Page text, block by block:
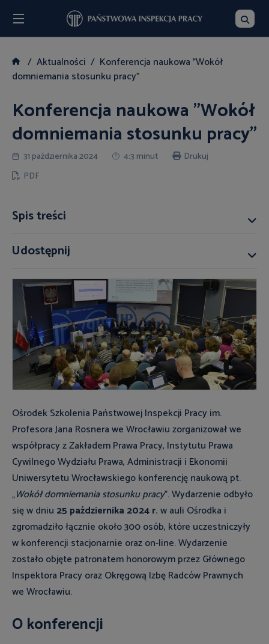
Aktualności
Konferencja naukowa "Wokół
domniemania stosunku pracy"
Konferencja naukowa "Wokół
domniemania stosunku pracy"
31 października 2024 4:3 minut
Drukuj
PDF
Ośrodek Szkolenia Państwowej Inspekcji Pracy im.
Profesora Jana Rosnera we Wrocławiu zorganizował we
współpracy z Zakładem Prawa Pracy, Instytutu Prawa
Cywilnego Wydziału Prawa, Administracji i Ekonomii
Uniwersytetu Wrocławskiego konferencję naukową pt.
„Wokół domniemania stosunku pracy”. Wydarzenie odbyło
się w dniu 25 października 2024 r.w auli Ośrodka i
zgromadziło łącznie około 300 osób, które uczestniczyły
w konferencji stacjonarnie oraz on-line. Wydarzenie
zostało objęte patronatem honorowym przez Głównego
Inspektora Pracy oraz Okręgową Izbę Radców Prawnych
we Wrocławiu.
O konferencji
Spis treści
Udostępnij
Szukaj